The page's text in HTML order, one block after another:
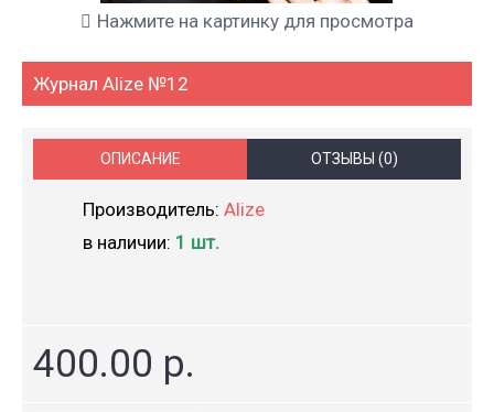
Нажмите на картинку для просмотра
Журнал Alize №12
ОПИСАНИЕ ОТЗЫВЫ (0)
Производитель: Alize
в наличии: 1 шт.
400.00 р.